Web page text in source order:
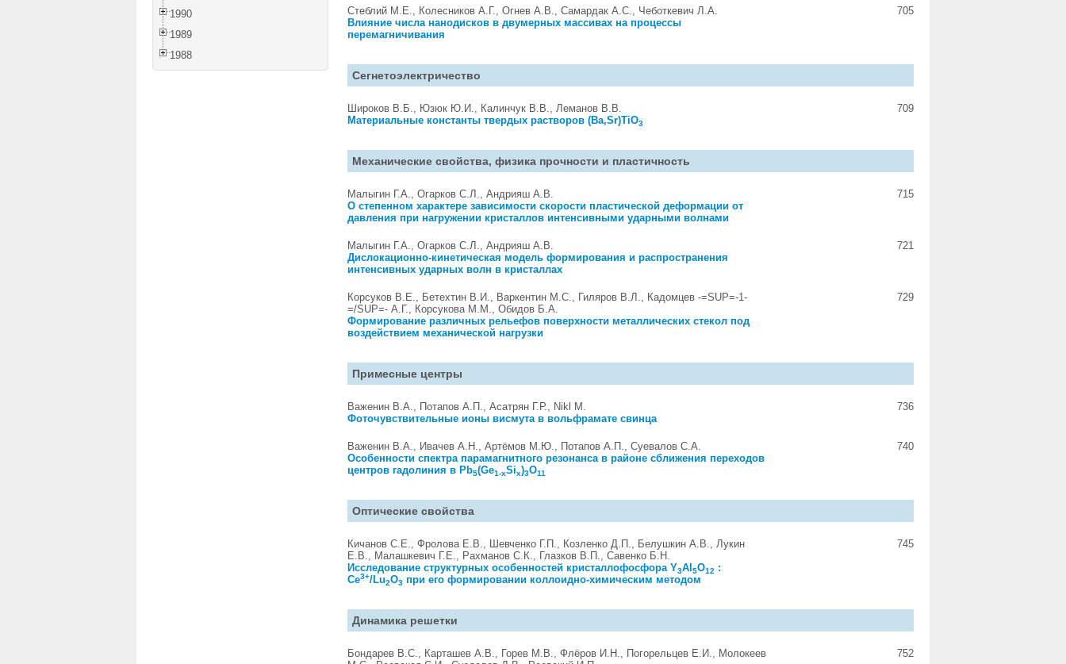
1990
1989
1988
Стеблий М.Е., Колесников А.Г., Огнев А.В., Самардак А.С., Чеботкевич Л.А.
Влияние числа нанодисков в двумерных массивах на процессы
перемагничивания
705
Сегнетоэлектричество
Широков В.Б., Юзюк Ю.И., Калинчук В.В., Леманов В.В.
Материальные константы твердых растворов (Ba,Sr)TiO3
709
Механические свойства, физика прочности и пластичность
Малыгин Г.А., Огарков С.Л., Андрияш А.В.
О степенном характере зависимости скорости пластической деформации от
давления при нагружении кристаллов интенсивными ударными волнами
715
Малыгин Г.А., Огарков С.Л., Андрияш A.В.
Дислокационно-кинетическая модель формирования и распространения
интенсивных ударных волн в кристаллах
721
Корсуков В.Е., Бетехтин В.И., Варкентин М.С., Гиляров В.Л., Кадомцев -=SUP=-1-
=/SUP=- А.Г., Корсукова М.М., Обидов Б.А.
Формирование различных рельефов поверхности металлических стекол под
воздействием механической нагрузки
729
Примесные центры
Важенин В.А., Потапов А.П., Асатрян Г.Р., Nikl M.
Фоточувствительные ионы висмута в вольфрамате свинца
736
Важенин В.А., Ивачев А.Н., Артёмов М.Ю., Потапов А.П., Суевалов С.А.
Особенности спектра парамагнитного резонанса в районе сближения переходов
центров гадолиния в Pb5(Ge1-xSix)3O11
740
Оптические свойства
Кичанов С.Е., Фролова Е.В., Шевченко Г.П., Козленко Д.П., Белушкин А.В., Лукин
Е.В., Малашкевич Г.Е., Рахманов С.К., Глазков В.П., Савенко Б.Н.
Исследование структурных особенностей кристаллофосфора Y3Al5O12 :
Ce3+/Lu2O3 при его формировании коллоидно-химическим методом
745
Динамика решетки
Бондарев В.С., Карташев А.В., Горев М.В., Флёров И.Н., Погорельцев Е.И., Молокеев
752